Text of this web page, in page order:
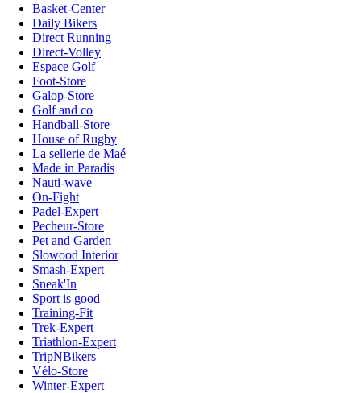
Basket-Center
Daily Bikers
Direct Running
Direct-Volley
Espace Golf
Foot-Store
Galop-Store
Golf and co
Handball-Store
House of Rugby
La sellerie de Maé
Made in Paradis
Nauti-wave
On-Fight
Padel-Expert
Pecheur-Store
Pet and Garden
Slowood Interior
Smash-Expert
Sneak'In
Sport is good
Training-Fit
Trek-Expert
Triathlon-Expert
TripNBikers
Vélo-Store
Winter-Expert